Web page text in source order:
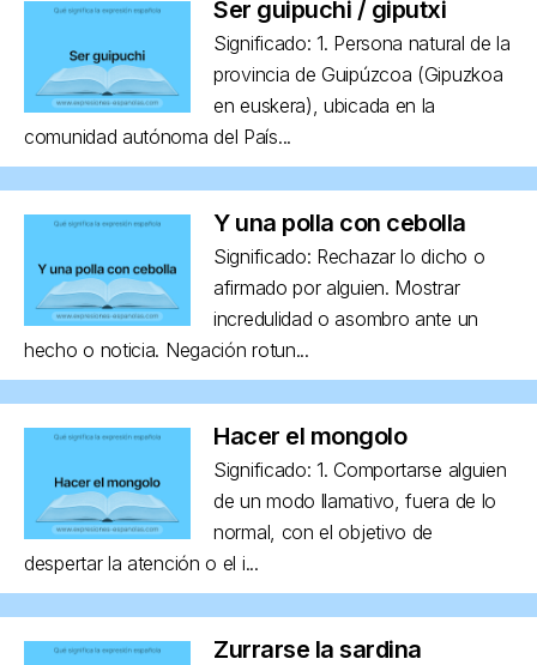
Ser guipuchi / giputxi
Significado: 1. Persona natural de la
provincia de Guipúzcoa (Gipuzkoa
en euskera), ubicada en la
comunidad autónoma del País...
Y una polla con cebolla
Significado: Rechazar lo dicho o
afirmado por alguien. Mostrar
incredulidad o asombro ante un
hecho o noticia. Negación rotun...
Hacer el mongolo
Significado: 1. Comportarse alguien
de un modo llamativo, fuera de lo
normal, con el objetivo de
despertar la atención o el i...
Zurrarse la sardina